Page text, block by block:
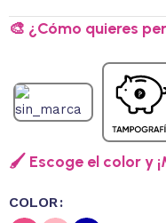
🎨 ¿Cómo quieres
🖌️ Escoge el color y
COLOR